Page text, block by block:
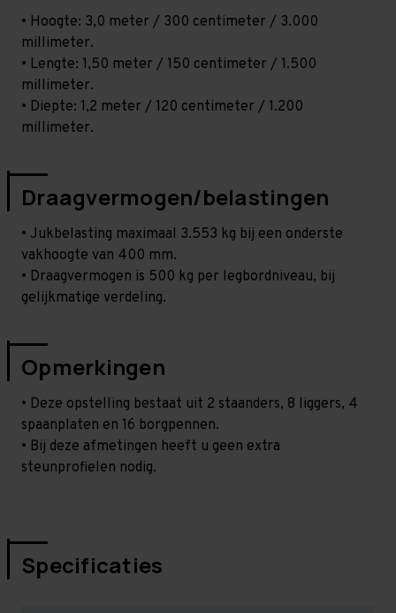
• Hoogte: 3,0 meter / 300 centimeter / 3.000
millimeter.
• Lengte: 1,50 meter / 150 centimeter / 1.500
millimeter.
• Diepte: 1,2 meter / 120 centimeter / 1.200
millimeter.
Draagvermogen/belastingen
• Jukbelasting maximaal 3.553 kg bij een onderste
vakhoogte van 400 mm.
• Draagvermogen is 500 kg per legbordniveau, bij
gelijkmatige verdeling.
Opmerkingen
• Deze opstelling bestaat uit 2 staanders, 8 liggers, 4
spaanplaten en 16 borgpennen.
• Bij deze afmetingen heeft u geen extra
steunprofielen nodig.
Specificaties